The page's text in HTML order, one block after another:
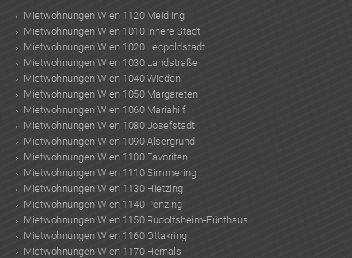
Mietwohnungen Wien 1120 Meidling
Mietwohnungen Wien 1010 Innere Stadt
Mietwohnungen Wien 1020 Leopoldstadt
Mietwohnungen Wien 1030 Landstraße
Mietwohnungen Wien 1040 Wieden
Mietwohnungen Wien 1050 Margareten
Mietwohnungen Wien 1060 Mariahilf
Mietwohnungen Wien 1080 Josefstadt
Mietwohnungen Wien 1090 Alsergrund
Mietwohnungen Wien 1100 Favoriten
Mietwohnungen Wien 1110 Simmering
Mietwohnungen Wien 1130 Hietzing
Mietwohnungen Wien 1140 Penzing
Mietwohnungen Wien 1150 Rudolfsheim-Fünfhaus
Mietwohnungen Wien 1160 Ottakring
Mietwohnungen Wien 1170 Hernals